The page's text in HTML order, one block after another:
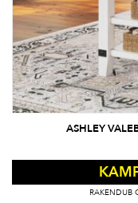
ASHLEY
RAKENDUB